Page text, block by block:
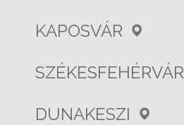
KAPOSVÁR
SZÉKESFEHÉRVÁR
DUNAKESZI